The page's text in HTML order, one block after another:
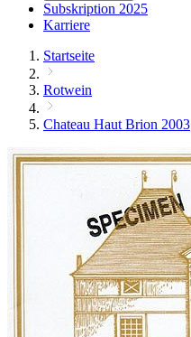
Subskription 2025
Karriere
Startseite
Rotwein
Chateau Haut Brion 2003